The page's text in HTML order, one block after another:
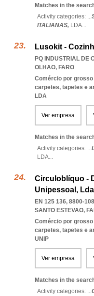
Matches in the
Activity categories: ...
ITALIANAS, LDA...
Lusokit -
PQ INDUSTRIAL DE
OLHAO, FARO
Comércio por
carpetes, tapetes e
LDA
Ver empresa
Matches in the
Activity categories: ...
LDA...
Circuloblíquo -
Unipessoal, Lda
EN 125 136, 8800-108
SANTO ESTEVAO,
Comércio por
carpetes, tapetes e
UNIP
Ver empresa
Matches in the
Activity categories: ...